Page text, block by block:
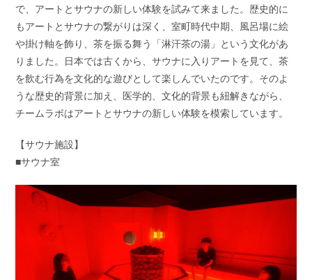
で、アートとサウナの新しい体験を試みて来ました。歴史的に
もアートとサウナの繋がりは深く、室町時代中期、風呂場に絵
や掛け軸を飾り、茶を振る舞う「淋汗茶の湯」という文化があ
りました。日本では古くから、サウナに入りアートを見て、茶
を飲む行為を文化的な遊びとして楽しんでいたのです。そのよ
うな歴史的背景に加え、医学的、文化的背景も紐解きながら、
チームラボはアートとサウナの新しい体験を模索しています。
【サウナ施設】
■サウナ室